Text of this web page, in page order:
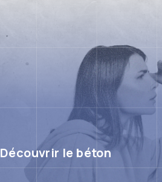
Découvrir le béton